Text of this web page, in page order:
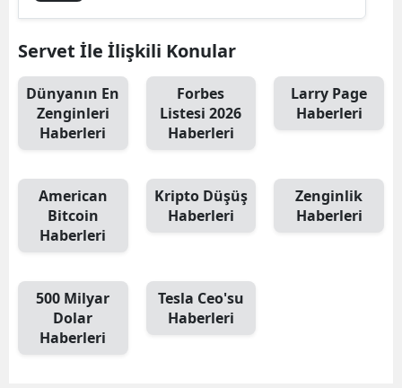
Servet İle İlişkili Konular
Dünyanın En
Zenginleri
Haberleri
Forbes
Listesi 2026
Haberleri
Larry Page
Haberleri
American
Bitcoin
Haberleri
Kripto Düşüş
Haberleri
Zenginlik
Haberleri
500 Milyar
Dolar
Haberleri
Tesla Ceo'su
Haberleri